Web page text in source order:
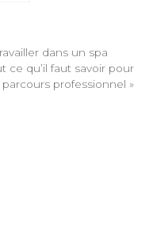
de
en
dans un spa
ce qu’il faut savoir pour
professionnel »